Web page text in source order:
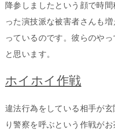
降参しましたという顔で時
った演技派な被害者さんも
っているのです。彼らのや
と思います。
ホイホイ作戦
違法行為をしている相手が
り警察を呼ぶという作戦が